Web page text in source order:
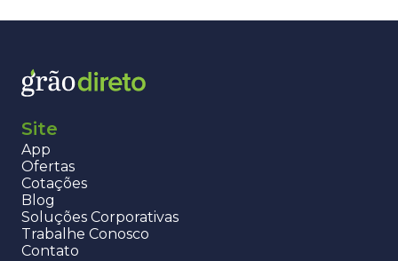
Site
App
Ofertas
Cotações
Blog
Soluções Corporativas
Trabalhe Conosco
Contato